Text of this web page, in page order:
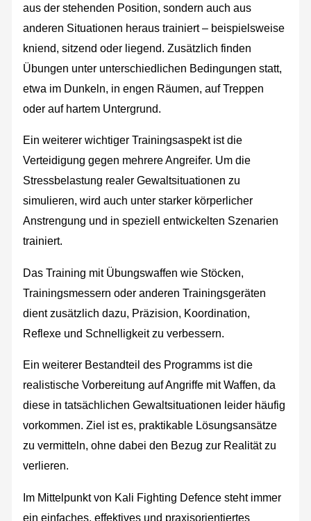
aus der stehenden Position, sondern auch aus
anderen Situationen heraus trainiert – beispielsweise
kniend, sitzend oder liegend. Zusätzlich finden
Übungen unter unterschiedlichen Bedingungen statt,
etwa im Dunkeln, in engen Räumen, auf Treppen
oder auf hartem Untergrund.
Ein weiterer wichtiger Trainingsaspekt ist die
Verteidigung gegen mehrere Angreifer. Um die
Stressbelastung realer Gewaltsituationen zu
simulieren, wird auch unter starker körperlicher
Anstrengung und in speziell entwickelten Szenarien
trainiert.
Das Training mit Übungswaffen wie Stöcken,
Trainingsmessern oder anderen Trainingsgeräten
dient zusätzlich dazu, Präzision, Koordination,
Reflexe und Schnelligkeit zu verbessern.
Ein weiterer Bestandteil des Programms ist die
realistische Vorbereitung auf Angriffe mit Waffen, da
diese in tatsächlichen Gewaltsituationen leider häufig
vorkommen. Ziel ist es, praktikable Lösungsansätze
zu vermitteln, ohne dabei den Bezug zur Realität zu
verlieren.
Im Mittelpunkt von Kali Fighting Defence steht immer
ein einfaches, effektives und praxisorientiertes